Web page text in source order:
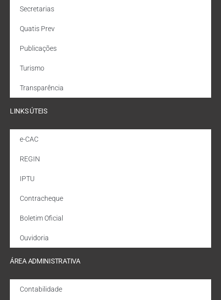
Secretarias
Quatis Prev
Publicações
Turismo
Transparência
LINKS ÚTEIS
e-CAC
REGIN
IPTU
Contracheque
Boletim Oficial
Ouvidoria
ÁREA ADMINISTRATIVA
Contabilidade